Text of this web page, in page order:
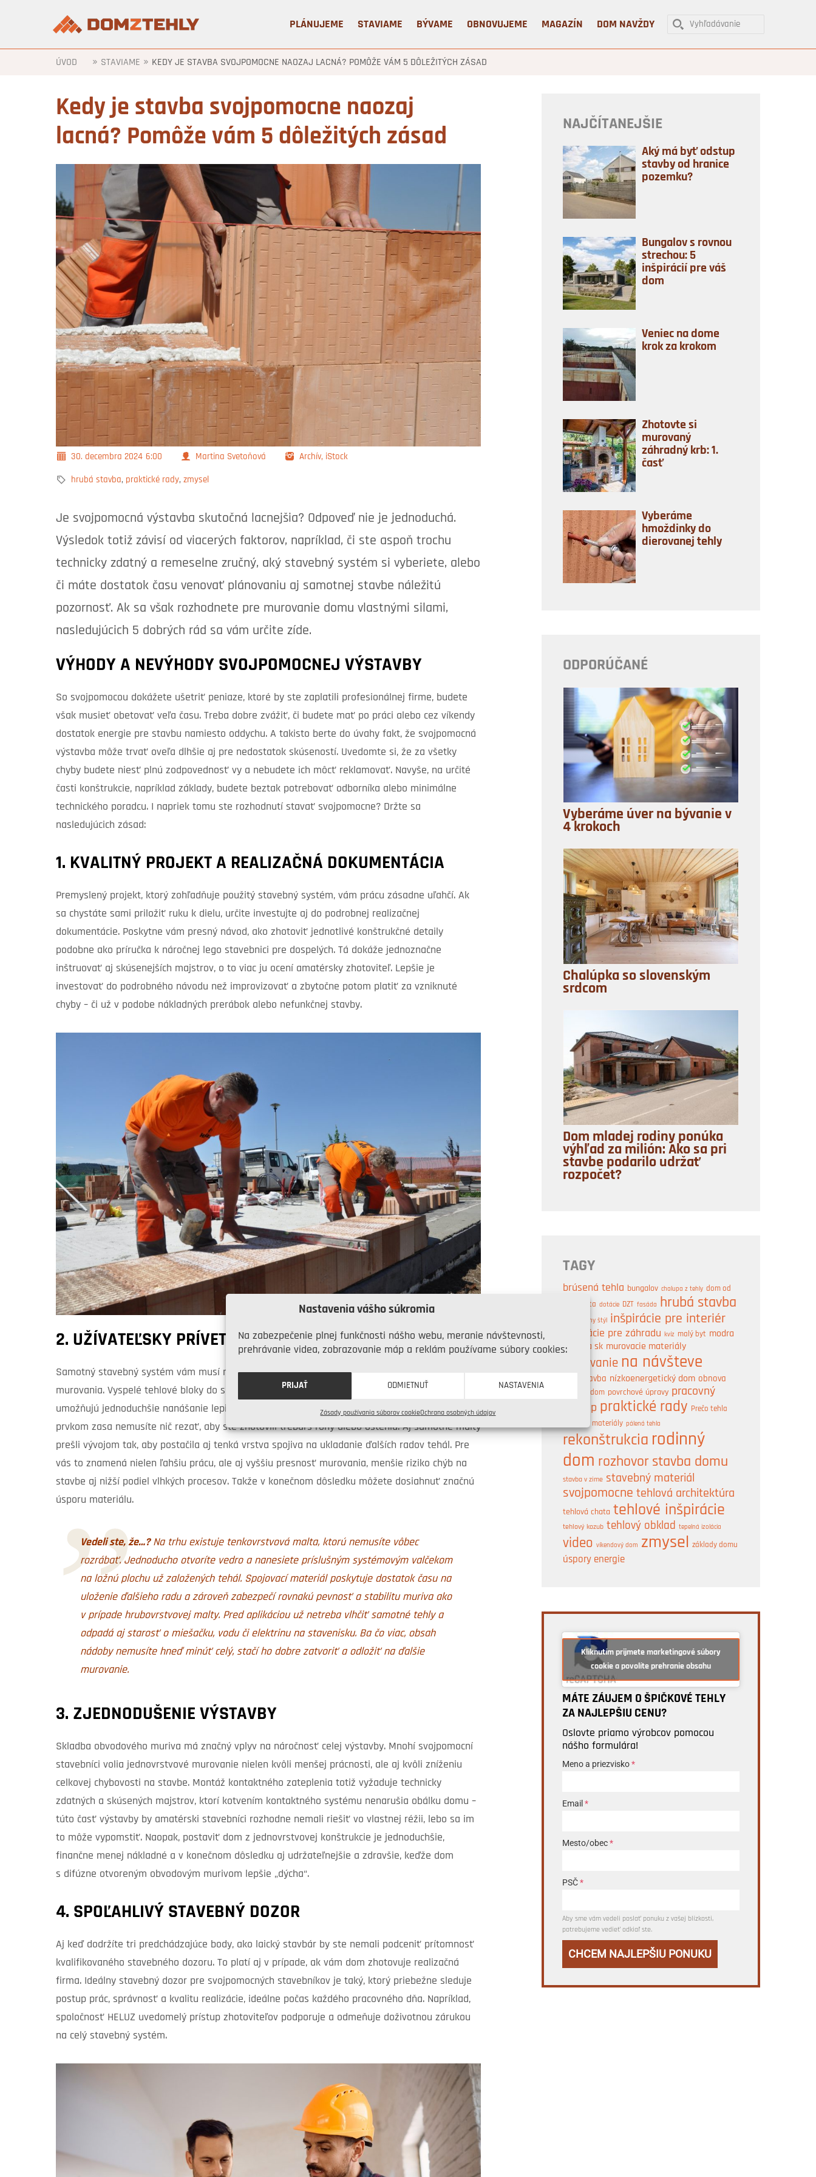
Nastavenia vášho súkromia
Na zabezpečenie plnej funkčnosti nášho webu, meranie návštevnosti,
prehrávanie videa, zobrazovanie máp a reklám používame súbory cookies:
PRIJAŤ ODMIETNUŤ NASTAVENIA
Zásady používania súborov cookieOchrana osobných údajov
PLÁNUJEME STAVIAME BÝVAME OBNOVUJEME MAGAZÍN DOM NAVŽDY
ÚVOD » STAVIAME » KEDY JE STAVBA SVOJPOMOCNE NAOZAJ LACNÁ? POMÔŽE VÁM 5 DÔLEŽITÝCH ZÁSAD
Kedy je stavba svojpomocne naozaj
lacná? Pomôže vám 5 dôležitých zásad
30. decembra 2024 6:00 Martina Svetoňová Archív, iStock
hrubá stavba, praktické rady, zmysel
Je svojpomocná výstavba skutočná lacnejšia? Odpoveď nie je jednoduchá.
Výsledok totiž závisí od viacerých faktorov, napríklad, či ste aspoň trochu
technicky zdatný a remeselne zručný, aký stavebný systém si vyberiete, alebo
či máte dostatok času venovať plánovaniu aj samotnej stavbe náležitú
pozornosť. Ak sa však rozhodnete pre murovanie domu vlastnými silami,
nasledujúcich 5 dobrých rád sa vám určite zíde.
VÝHODY A NEVÝHODY SVOJPOMOCNEJ VÝSTAVBY
So svojpomocou dokážete ušetriť peniaze, ktoré by ste zaplatili profesionálnej firme, budete
však musieť obetovať veľa času. Treba dobre zvážiť, či budete mať po práci alebo cez víkendy
dostatok energie pre stavbu namiesto oddychu. A takisto berte do úvahy fakt, že svojpomocná
výstavba môže trvať oveľa dlhšie aj pre nedostatok skúseností. Uvedomte si, že za všetky
chyby budete niesť plnú zodpovednosť vy a nebudete ich môcť reklamovať. Navyše, na určité
časti konštrukcie, napríklad základy, budete beztak potrebovať odborníka alebo minimálne
technického poradcu. I napriek tomu ste rozhodnutí stavať svojpomocne? Držte sa
nasledujúcich zásad:
1. KVALITNÝ PROJEKT A REALIZAČNÁ DOKUMENTÁCIA
Premyslený projekt, ktorý zohľadňuje použitý stavebný systém, vám prácu zásadne uľahčí. Ak
sa chystáte sami priložiť ruku k dielu, určite investujte aj do podrobnej realizačnej
dokumentácie. Poskytne vám presný návod, ako zhotoviť jednotlivé konštrukčné detaily
podobne ako príručka k náročnej lego stavebnici pre dospelých. Tá dokáže jednoznačne
inštruovať aj skúsenejších majstrov, o to viac ju ocení amatérsky zhotoviteľ. Lepšie je
investovať do podrobného návodu než improvizovať a zbytočne potom platiť za vzniknuté
chyby – či už v podobe nákladných prerábok alebo nefunkčnej stavby.
2. UŽÍVATEĽSKY PRÍVETIVÝ STAVEBNÝ SYSTÉM
Samotný stavebný systém vám musí maximálne zjednodušiť prácnosť aj technickú náročnosť
murovania. Vyspelé tehlové bloky do seba logicky zapadajú a ich brúsené ložné plochy
umožňujú jednoduchšie nanášanie lepidiel. Vďaka doplnkovým tehlám a ďalším systémovým
prvkom zasa nemusíte nič rezať, aby ste zhotovili trebárs rohy alebo ostenia. Aj samotné malty
prešli vývojom tak, aby postačila aj tenká vrstva spojiva na ukladanie ďalších radov tehál. Pre
vás to znamená nielen ľahšiu prácu, ale aj vyššiu presnosť murovania, menšie riziko chýb na
stavbe aj nižší podiel vlhkých procesov. Takže v konečnom dôsledku môžete dosiahnuť značnú
úsporu materiálu.
Vedeli ste, že…?Na trhu existuje tenkovrstvová malta, ktorú nemusíte vôbec
rozrábať. Jednoducho otvoríte vedro a nanesiete príslušným systémovým valčekom
na ložnú plochu už založených tehál. Spojovací materiál poskytuje dostatok času na
uloženie ďalšieho radu a zároveň zabezpečí rovnakú pevnosť a stabilitu muriva ako
v prípade hrubovrstvovej malty. Pred aplikáciou už netreba vlhčiť samotné tehly a
odpadá aj starosť o miešačku, vodu či elektrinu na stavenisku. Ba čo viac, obsah
nádoby nemusíte hneď minúť celý, stačí ho dobre zatvoriť a odložiť na ďalšie
murovanie.
3. ZJEDNODUŠENIE VÝSTAVBY
Skladba obvodového muriva má značný vplyv na náročnosť celej výstavby. Mnohí svojpomocní
stavebníci volia jednovrstvové murovanie nielen kvôli menšej prácnosti, ale aj kvôli zníženiu
celkovej chybovosti na stavbe. Montáž kontaktného zateplenia totiž vyžaduje technicky
zdatných a skúsených majstrov, ktorí kotvením kontaktného systému nenarušia obálku domu –
túto časť výstavby by amatérski stavebníci rozhodne nemali riešiť vo vlastnej réžii, lebo sa im
to môže vypomstiť. Naopak, postaviť dom z jednovrstvovej konštrukcie je jednoduchšie,
finančne menej nákladné a v konečnom dôsledku aj udržateľnejšie a zdravšie, keďže dom
s difúzne otvoreným obvodovým murivom lepšie „dýcha“.
4. SPOĽAHLIVÝ STAVEBNÝ DOZOR
Aj keď dodržíte tri predchádzajúce body, ako laický stavbár by ste nemali podceniť prítomnosť
kvalifikovaného stavebného dozoru. To platí aj v prípade, ak vám dom zhotovuje realizačná
firma. Ideálny stavebný dozor pre svojpomocných stavebníkov je taký, ktorý priebežne sleduje
postup prác, správnosť a kvalitu realizácie, ideálne počas každého pracovného dňa. Napríklad,
spoločnosť HELUZ uvedomelý prístup zhotoviteľov podporuje a odmeňuje doživotnou zárukou
na celý stavebný systém.
NAJČÍTANEJŠIE
Aký má byť odstup
stavby od hranice
pozemku?
Bungalov s rovnou
strechou: 5
inšpirácií pre váš
dom
Veniec na dome
krok za krokom
Zhotovte si
murovaný
záhradný krb: 1.
časť
Vyberáme
hmoždinky do
dierovanej tehly
ODPORÚČANÉ
Vyberáme úver na bývanie v
4 krokoch
Chalúpka so slovenským
srdcom
Dom mladej rodiny ponúka
výhľad za milión: Ako sa pri
stavbe podarilo udržať
rozpočet?
TAGY
brúsená tehla bungalov chalupa z tehly dom od
architekta dotácie DZT fasáda hrubá stavba
industriálny štýl inšpirácie pre interiér
inšpirácie pre záhradu kvíz malý byt modra
strecha sk murovacie materiály
murovanie na návšteve
novostavba nízkoenergetický dom obnova
pasívny dom povrchové úpravy pracovný
postup praktické rady Prečo tehla
prírodné materiály pálená tehla
rekonštrukcia rodinný
dom rozhovor stavba domu
stavba v zime stavebný materiál
svojpomocne tehlová architektúra
tehlová chata tehlové inšpirácie
tehlový kozub tehlový obklad tepelná izolácia
video víkendový dom zmysel základy domu
úspory energie
Kliknutím prijmete marketingové súbory
cookie a povolíte prehranie obsahu
MÁTE ZÁUJEM O ŠPIČKOVÉ TEHLY
ZA NAJLEPŠIU CENU?
Oslovte priamo výrobcov pomocou
nášho formulára!
Meno a priezvisko*
Email *
Mesto/obec*
PSČ*
Aby sme vám vedeli poslať ponuku z vašej blízkosti,
potrebujeme vedieť odkiaľ ste.
CHCEM NAJLEPŠIU PONUKU